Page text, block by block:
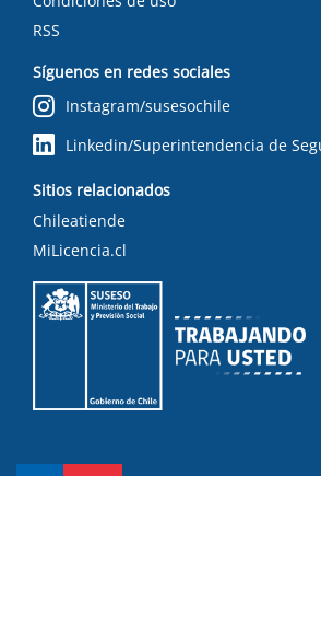
RSS
Síguenos en redes sociales
Instagram/susesochile
Linkedin/Superintendencia de
Sitios relacionados
Chileatiende
MiLicencia.cl